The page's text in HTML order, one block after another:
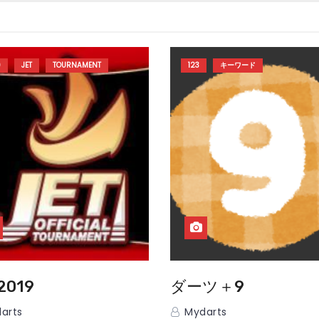
JET TOURNAMENT 123 キーワード
ダーツ＋9
Mydarts